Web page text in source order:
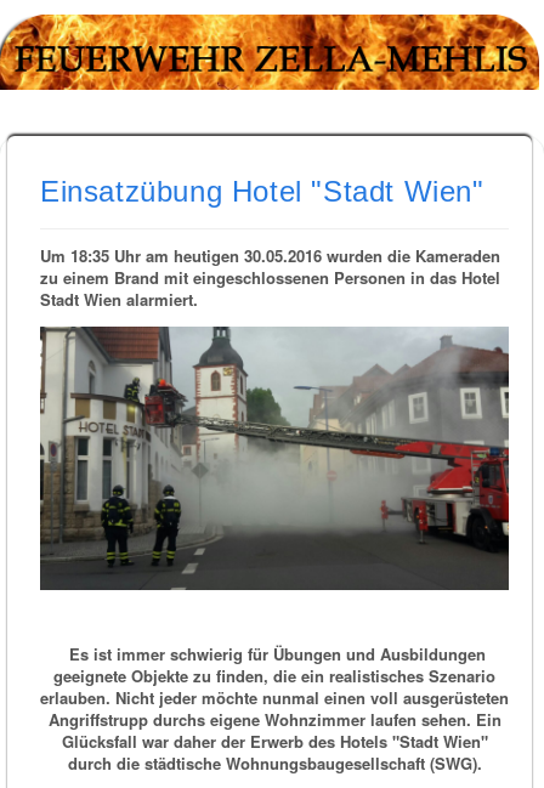
Einsatzübung Hotel "Stadt Wien"
Um 18:35 Uhr am heutigen 30.05.2016 wurden die Kameraden
zu einem Brand mit eingeschlossenen Personen in das Hotel
Stadt Wien alarmiert.
Es ist immer schwierig für Übungen und Ausbildungen
geeignete Objekte zu finden, die ein realistisches Szenario
erlauben. Nicht jeder möchte nunmal einen voll ausgerüsteten
Angriffstrupp durchs eigene Wohnzimmer laufen sehen. Ein
Glücksfall war daher der Erwerb des Hotels "Stadt Wien"
durch die städtische Wohnungsbaugesellschaft (SWG).